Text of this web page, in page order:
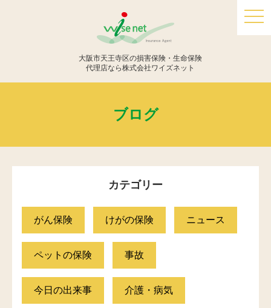
大阪市天王寺区の損害保険・生命保険
代理店なら株式会社ワイズネット
ブログ
カテゴリー
がん保険 けがの保険 ニュース
ペットの保険 事故
今日の出来事 介護・病気